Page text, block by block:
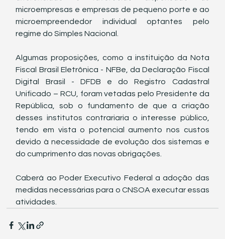
microempresas e empresas de pequeno porte e ao
microempreendedor individual optantes pelo
regime do Simples Nacional.
Algumas proposições, como a instituição da Nota
Fiscal Brasil Eletrônica - NFBe, da Declaração Fiscal
Digital Brasil - DFDB e do Registro Cadastral
Unificado – RCU, foram vetadas pelo Presidente da
República, sob o fundamento de que a criação
desses institutos contrariaria o interesse público,
tendo em vista o potencial aumento nos custos
devido à necessidade de evolução dos sistemas e
do cumprimento das novas obrigações.
Caberá ao Poder Executivo Federal a adoção das
medidas necessárias para o CNSOA executar essas
atividades.